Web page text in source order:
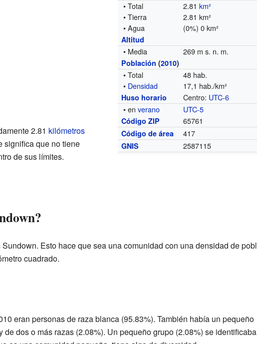
• Total 2.81km²
• Tierra
2.81 km²
• Agua
(0%) 0 km²
Altitud
• Media 269 m s. n. m.
Población (2010)
• Total
48 hab.
• Densidad 17,1 hab./km²
Huso horario Centro: UTC-6
• enverano UTC-5
Código ZIP 65761
Código de área 417
GNIS 2587115
2.81 kilómetros
significa que no tiene
de sus límites.
Esto hace que sea una comunidad con una densidad de
cuadrado.
eran personas de raza blanca (95.83%). También había un pequeño
dos o más razas (2.08%). Un pequeño grupo (2.08%) se identificaba